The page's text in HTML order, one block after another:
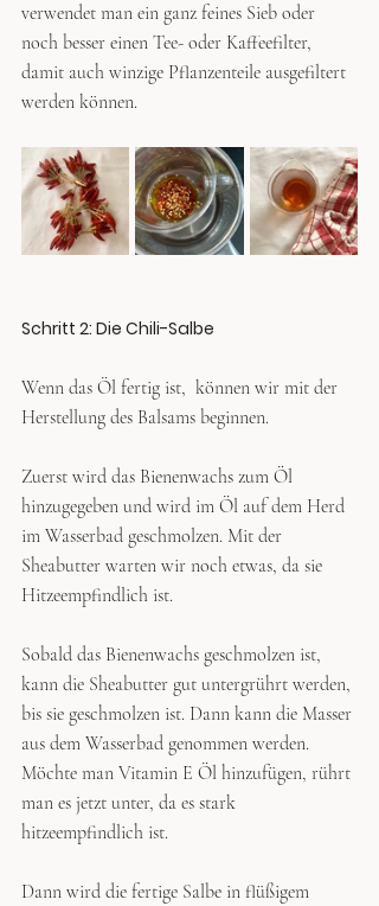
verwendet man ein ganz feines Sieb oder
noch besser einen Tee- oder Kaffeefilter,
damit auch winzige Pflanzenteile ausgefiltert
werden können.
Schritt 2: Die Chili-Salbe
Wenn das Öl fertig ist,  können wir mit der
Herstellung des Balsams beginnen.
Zuerst wird das Bienenwachs zum Öl
hinzugegeben und wird im Öl auf dem Herd
im Wasserbad geschmolzen. Mit der
Sheabutter warten wir noch etwas, da sie
Hitzeempfindlich ist.
Sobald das Bienenwachs geschmolzen ist,
kann die Sheabutter gut untergrührt werden,
bis sie geschmolzen ist. Dann kann die Masser
aus dem Wasserbad genommen werden.
Möchte man Vitamin E Öl hinzufügen, rührt
man es jetzt unter, da es stark
hitzeempfindlich ist.
Dann wird die fertige Salbe in flüßigem